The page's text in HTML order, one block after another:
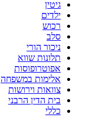
גיטין
ילדים
רכוש
סלב
ניכור הורי
תלונות שווא
אפוטרופוסות
אלימות במשפחה
צוואות וירושות
בית הדין הרבני
כללי